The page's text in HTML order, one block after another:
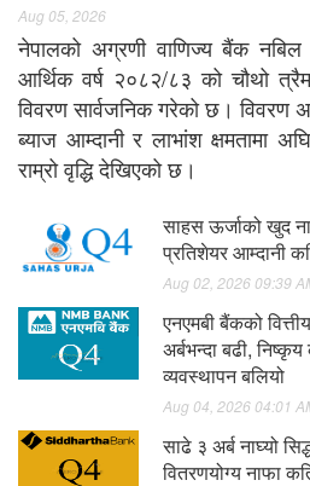
Aug 05, 2026
नेपालको अग्रणी वाणिज्य बैंक
आर्थिक वर्ष २०८२/८३ को चौथो
विवरण सार्वजनिक गरेको छ।
ब्याज आम्दानी र लाभांश क्षमतामा
राम्रो वृद्धि देखिएको छ।
साहस ऊर्जाको खुद
प्रतिशेयर आम्दानी
Aug 02, 2026 09:39
एनएमबी बैंकको
अर्बभन्दा बढी,
व्यवस्थापन बलियो
Aug 04, 2026 04:01
साढे ३ अर्ब नाघ्यो
वितरणयोग्य नाफा